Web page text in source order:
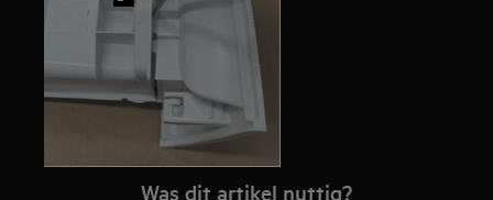
Was dit artikel nuttig?